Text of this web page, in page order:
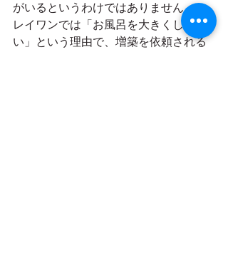
がいるというわけではありません。
レイワンでは「お風呂を大きくした
い」という理由で、増築を依頼される